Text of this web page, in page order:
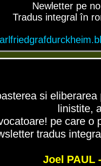
Newletter pe
Tradus integral în
si
linistite,
pe care
tradus
Joel PAUL